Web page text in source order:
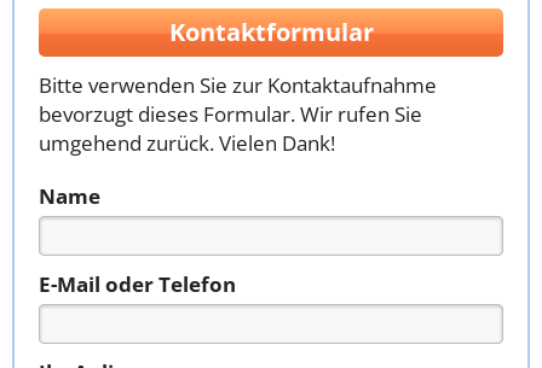
Kontaktformular
Bitte verwenden Sie zur Kontaktaufnahme
bevorzugt dieses Formular. Wir rufen Sie
umgehend zurück. Vielen Dank!
Name
E-Mail oder Telefon